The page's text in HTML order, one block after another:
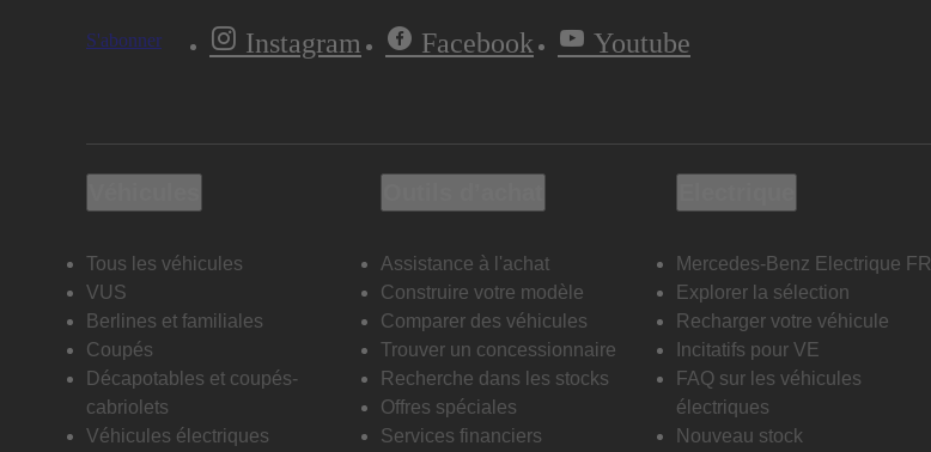
S'abonner Instagram Facebook Youtube
Tous les véhicules
VUS
Berlines et familiales
Coupés
Décapotables et coupés-
cabriolets
Véhicules électriques
Assistance à l'achat
Construire votre modèle
Comparer des véhicules
Trouver un concessionnaire
Recherche dans les stocks
Offres spéciales
Services financiers
Mercedes-Benz Electrique FR
Explorer la sélection
Recharger votre véhicule
Incitatifs pour VE
FAQ sur les véhicules
électriques
Nouveau stock